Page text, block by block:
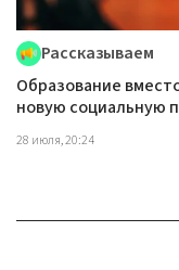
Рассказываем
Образование
новую социальную
28 июля, 20:24